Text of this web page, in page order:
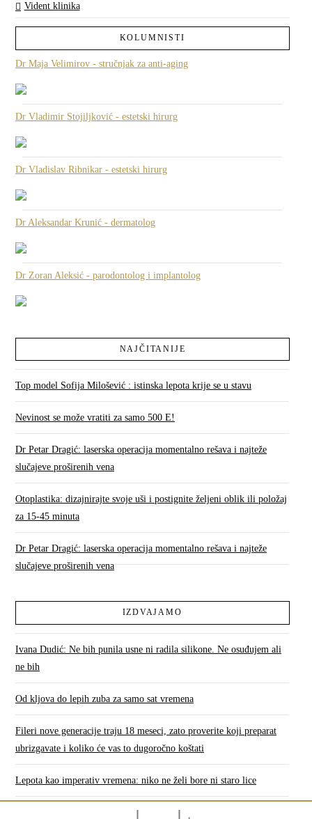
Vident klinika
KOLUMNISTI
Dr Maja Velimirov - stručnjak za anti-aging
Dr Vladimir Stojiljković - estetski hirurg
Dr Vladislav Ribnikar - estetski hirurg
Dr Aleksandar Krunić - dermatolog
Dr Zoran Aleksić - parodontolog i implantolog
NAJČITANIJE
Top model Sofija Milošević : istinska lepota krije se u stavu
Nevinost se može vratiti za samo 500 E!
Dr Petar Dragić: laserska operacija momentalno rešava i najteže
slučajeve proširenih vena
Otoplastika: dizajnirajte svoje uši i postignite željeni oblik ili položaj
za 15-45 minuta
Dr Petar Dragić: laserska operacija momentalno rešava i najteže
slučajeve proširenih vena
IZDVAJAMO
Ivana Dudić: Ne bih punila usne ni radila silikone. Ne osuđujem ali
ne bih
Od kljova do lepih zuba za samo sat vremena
Fileri nove generacije traju 18 meseci, zato proverite koji preparat
ubrizgavate i koliko će vas to dugoročno koštati
Lepota kao imperativ vremena: niko ne želi bore ni staro lice